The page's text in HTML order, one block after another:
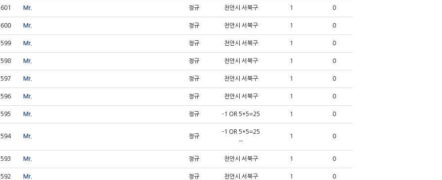
Mr. 정규 천안시 서북구 1 0
Mr. 정규 천안시 서북구 1 0
Mr. 정규 천안시 서북구 1 0
Mr. 정규 천안시 서북구 1 0
Mr. 정규 천안시 서북구 1 0
Mr. 정규 천안시 서북구 1 0
Mr. 정규 -1 OR 5*5=25 1 0
Mr. 정규
-1 OR 5*5=25
--
1 0
Mr. 정규 천안시 서북구 1 0
Mr. 정규 천안시 서북구 1 0